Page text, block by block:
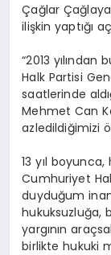
Çağlar
ilişkin yaptığı
“2013
Halk Partisi
saatlerinde
Mehmet Can
azledildiğimizi
13 yıl
Cumhuriyet
duyduğum
hukuksuzluğa,
yargının
birlikte hukuki